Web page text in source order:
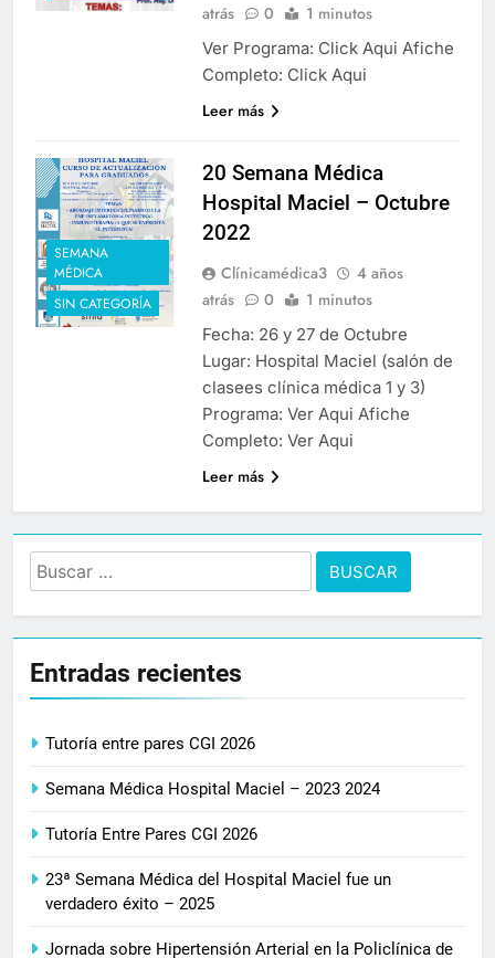
atrás
0 1 minutos
Ver Programa: Click Aqui Afiche
Completo: Click Aqui
Leer más
SEMANA
MÉDICA
SIN CATEGORÍA
20 Semana Médica
Hospital Maciel – Octubre
2022
Clínicamédica3
4 años
atrás
0 1 minutos
Fecha: 26 y 27 de Octubre
Lugar: Hospital Maciel (salón de
clasees clínica médica 1 y 3)
Programa: Ver Aqui Afiche
Completo: Ver Aqui
Leer más
Buscar:
Entradas recientes
Tutoría entre pares CGI 2026
Semana Médica Hospital Maciel – 2023 2024
Tutoría Entre Pares CGI 2026
23ª Semana Médica del Hospital Maciel fue un
verdadero éxito – 2025
Jornada sobre Hipertensión Arterial en la Policlínica de